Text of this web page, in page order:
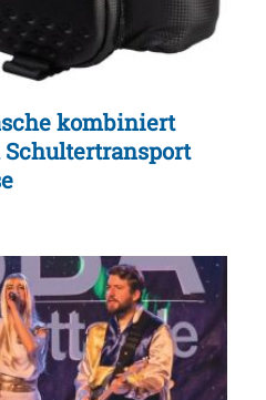
kombiniert